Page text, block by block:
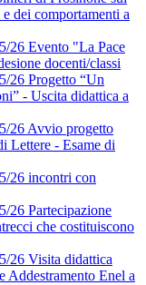
dei comportamenti a
26 Evento "La Pace
docenti/classi
26 Progetto “Un
- Uscita didattica a
26 Avvio progetto
Lettere - Esame di
26 incontri con
26 Partecipazione
che costituiscono
26 Visita didattica
Addestramento Enel a